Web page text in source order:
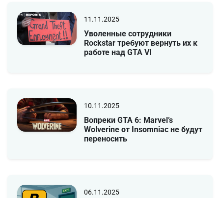
11.11.2025
Уволенные сотрудники
Rockstar требуют вернуть их к
работе над GTA VI
10.11.2025
Вопреки GTA 6: Marvel’s
Wolverine от Insomniac не будут
переносить
06.11.2025